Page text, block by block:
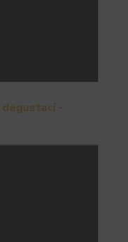
degustací -